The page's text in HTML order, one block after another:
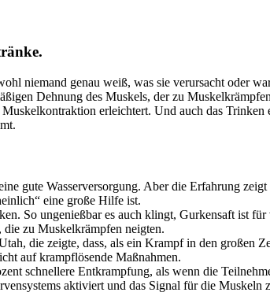
niemand genau weiß, was sie verursacht oder
Dehnung des Muskels, der zu
erleichtert. Und auch das
gute Wasserversorgung. Aber die Erfahrung
eine große Hilfe ist.
So ungenießbar es auch klingt, Gurkensaft ist
die zu Muskelkrämpfen neigten.
die zeigte, dass, als ein Krampf in den großen
auf krampflösende Maßnahmen.
schnellere Entkrampfung, als wenn die
aktiviert und das Signal für die